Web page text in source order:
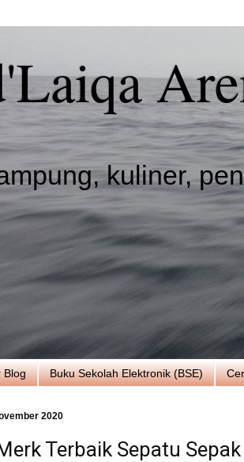
kuliner,
Blog Buku Sekolah Elektronik (BSE)
2020
Terbaik Sepatu